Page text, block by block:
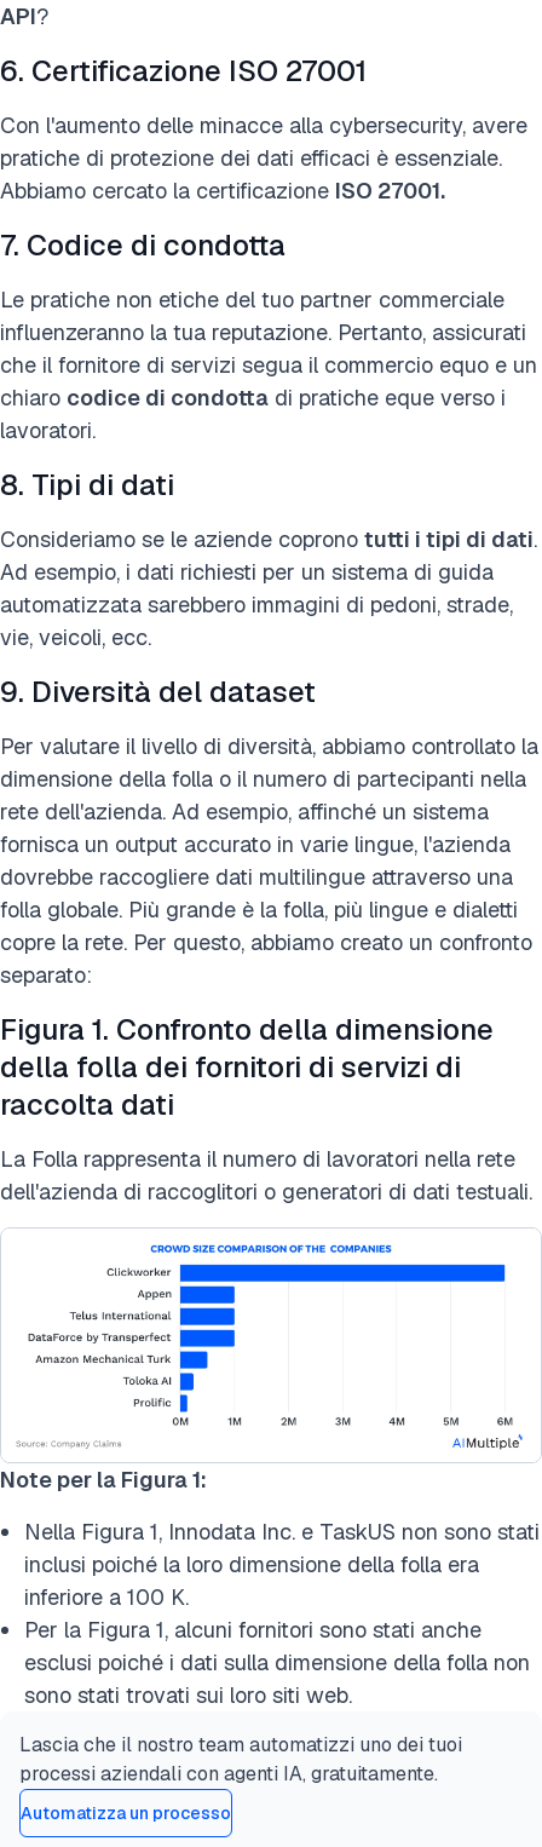
API?
6. Certificazione ISO 27001
Con l'aumento delle minacce alla cybersecurity, avere
pratiche di protezione dei dati efficaci è essenziale.
Abbiamo cercato la certificazione ISO 27001.
7. Codice di condotta
Le pratiche non etiche del tuo partner commerciale
influenzeranno la tua reputazione. Pertanto, assicurati
che il fornitore di servizi segua il commercio equo e un
chiaro codice di condotta di pratiche eque verso i
lavoratori.
8. Tipi di dati
Consideriamo se le aziende coprono tutti i tipi di dati.
Ad esempio, i dati richiesti per un sistema di guida
automatizzata sarebbero immagini di pedoni, strade,
vie, veicoli, ecc.
9. Diversità del dataset
Per valutare il livello di diversità, abbiamo controllato la
dimensione della folla o il numero di partecipanti nella
rete dell'azienda. Ad esempio, affinché un sistema
fornisca un output accurato in varie lingue, l'azienda
dovrebbe raccogliere dati multilingue attraverso una
folla globale. Più grande è la folla, più lingue e dialetti
copre la rete. Per questo, abbiamo creato un confronto
separato:
Figura 1. Confronto della dimensione
della folla dei fornitori di servizi di
raccolta dati
La Folla rappresenta il numero di lavoratori nella rete
dell'azienda di raccoglitori o generatori di dati testuali.
Note per la Figura 1:
Nella Figura 1, Innodata Inc. e TaskUS non sono stati
inclusi poiché la loro dimensione della folla era
inferiore a 100 K.
Per la Figura 1, alcuni fornitori sono stati anche
esclusi poiché i dati sulla dimensione della folla non
sono stati trovati sui loro siti web.
Lascia che il nostro team automatizzi uno dei tuoi
processi aziendali con agenti IA, gratuitamente.
Automatizza un processo